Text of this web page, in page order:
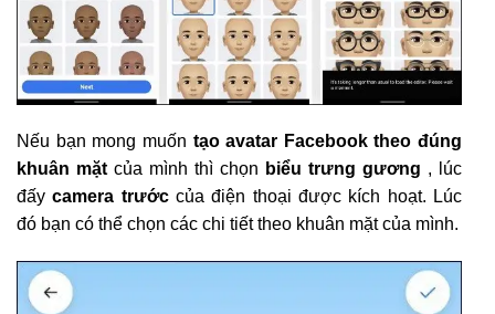
Nếu bạn mong muốn tạo avatar Facebook theo đúng
khuân mặt của mình thì chọn biểu trưng gương , lúc
đấycamera trướccủa điện thoại được kích hoạt. Lúc
đó bạn có thể chọn các chi tiết theo khuân mặt của mình.